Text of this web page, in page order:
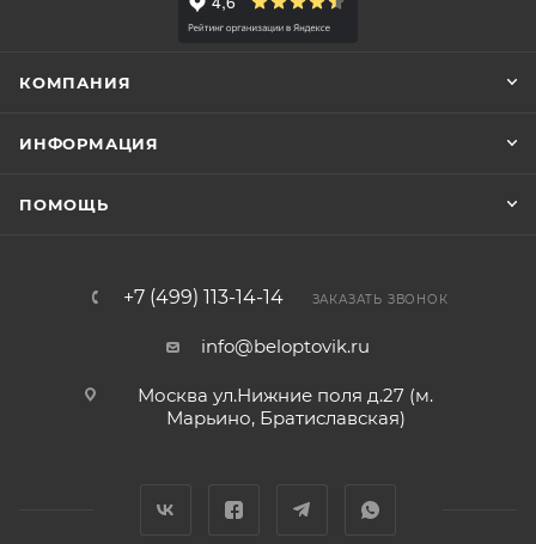
КОМПАНИЯ
ИНФОРМАЦИЯ
ПОМОЩЬ
+7 (499) 113-14-14 ЗАКАЗАТЬ ЗВОНОК
info@beloptovik.ru
Москва ул.Нижние поля д.27 (м.
Марьино, Братиславская)